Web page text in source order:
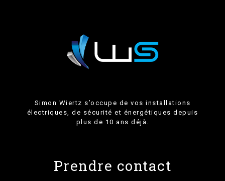
Simon Wiertz s’occupe de vos installations
électriques, de sécurité et énergétiques depuis
plus de 10 ans déjà.
Prendre contact